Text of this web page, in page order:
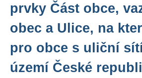
prvky Část obce,
obec a Ulice, na
pro obce s uliční
území České